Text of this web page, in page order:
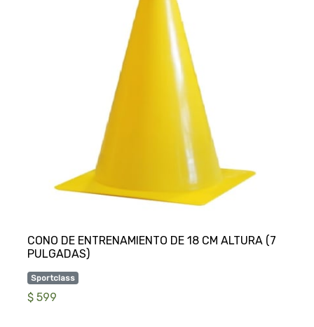
CONO DE ENTRENAMIENTO DE 18 CM ALTURA (7
Sportclass
$ 599